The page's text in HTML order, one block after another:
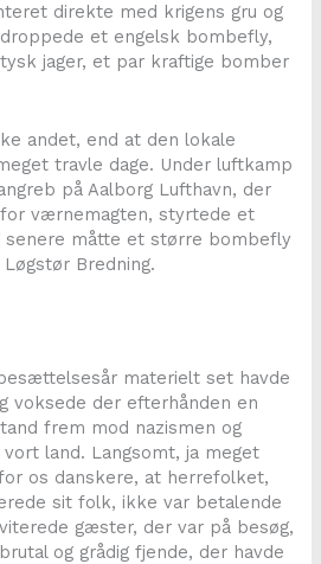
direkte med krigens gru og
et engelsk bombefly,
jager, et par kraftige bomber
andet, end at den lokale
travle dage. Under luftkamp
på Aalborg Lufthavn, der
værnemagten, styrtede et
senere måtte et større bombefly
Bredning.
materielt set havde
voksede der efterhånden en
frem mod nazismen og
land. Langsomt, ja meget
os danskere, at herrefolket,
sit folk, ikke var betalende
gæster, der var på besøg,
og grådig fjende, der havde